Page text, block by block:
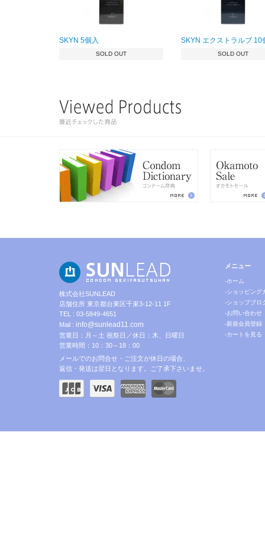
SKYN 5個入
SOLD OUT
SKYN エクストラルブ 10
SOLD OUT
株式会社SUNLEAD
店舗住所 東京都台東区千束3-12-11 1F
TEL : 03-5849-4651
Mail : info@sunlead11.com
営業日：月～土 祝祭日／休日：木、日曜日
営業時間：10：30～18：00
メールでのお問合せ・ご注文が休日の場合、
返信・発送は翌日となります。ご了承下さいませ。
メニュー
-ホーム
-ショッピング
-ショップブロ
-お問い合わせ
-新規会員登録
-カートを見る